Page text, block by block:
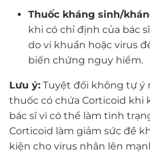
Thuốc kháng sinh/
khi có chỉ định của bác
do vi khuẩn hoặc virus
biến chứng nguy hiểm.
Lưu ý: Tuyệt đối không tự ý
thuốc có chứa Corticoid khi
bác sĩ vì có thể làm tình
Corticoid làm giảm sức đề
kiện cho virus nhân lên